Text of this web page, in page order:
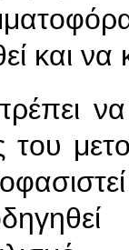
και να
του